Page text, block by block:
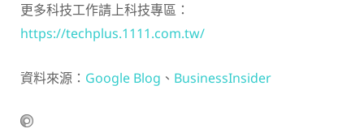
更多科技工作請上科技專區：
https://techplus.1111.com.tw/
資料來源： Google Blog 、 BusinessInsider